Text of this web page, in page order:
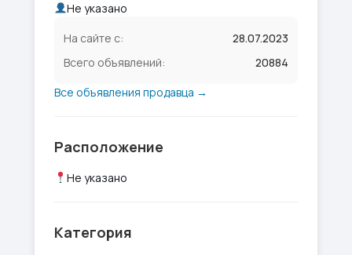
Не указано
На сайте с:
28.07.2023
Всего объявлений:
20884
Все объявления продавца →
Расположение
Не указано
Категория